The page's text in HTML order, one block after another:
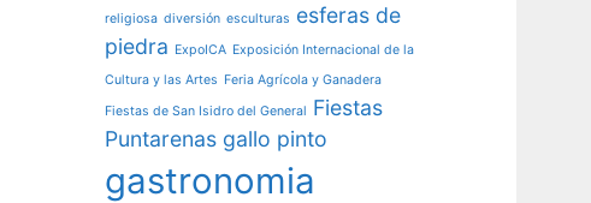
religiosa diversión esculturas esferas de
piedra ExpoICA Exposición Internacional de la
Cultura y las Artes Feria Agrícola y Ganadera
Fiestas de San Isidro del General Fiestas
Puntarenas gallo pinto
gastronomia